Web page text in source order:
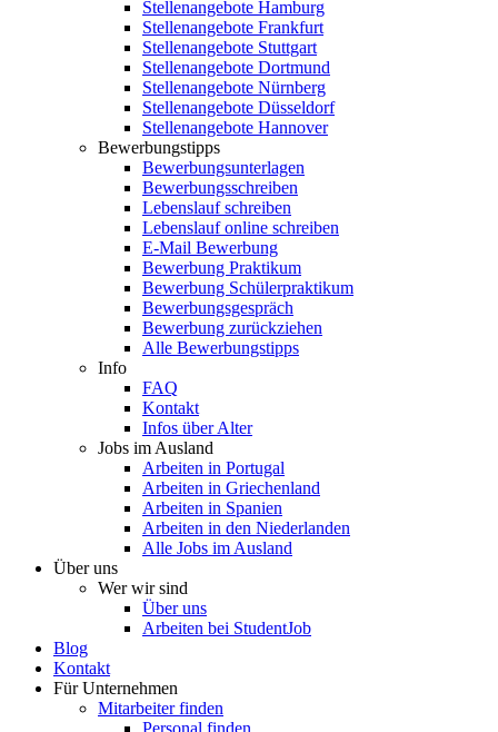
Stellenangebote Hamburg
Stellenangebote Frankfurt
Stellenangebote Stuttgart
Stellenangebote Dortmund
Stellenangebote Nürnberg
Stellenangebote Düsseldorf
Stellenangebote Hannover
Bewerbungstipps
Bewerbungsunterlagen
Bewerbungsschreiben
Lebenslauf schreiben
Lebenslauf online schreiben
E-Mail Bewerbung
Bewerbung Praktikum
Bewerbung Schülerpraktikum
Bewerbungsgespräch
Bewerbung zurückziehen
Alle Bewerbungstipps
Info
FAQ
Kontakt
Infos über Alter
Jobs im Ausland
Arbeiten in Portugal
Arbeiten in Griechenland
Arbeiten in Spanien
Arbeiten in den Niederlanden
Alle Jobs im Ausland
Über uns
Wer wir sind
Über uns
Arbeiten bei StudentJob
Blog
Kontakt
Für Unternehmen
Mitarbeiter finden
Personal finden